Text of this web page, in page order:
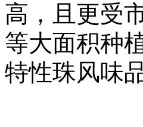
高，且更受
等大面积种
特性珠风味